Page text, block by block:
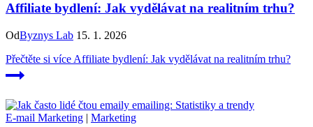
Affiliate bydlení: Jak vydělávat na realitním trhu?
OdByznys Lab 15. 1. 2026
Přečtěte si více Affiliate bydlení: Jak vydělávat na realitním trhu?
E-mail Marketing | Marketing